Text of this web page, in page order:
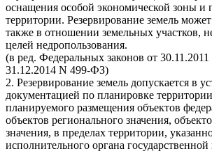
оснащения особой экономической зоны и
территории. Резервирование земель
также в отношении земельных участков,
целей недропользования.
(в ред. Федеральных законов от 30.11.2011
31.12.2014 N 499-ФЗ)
2. Резервирование земель допускается в
документацией по планировке
планируемого размещения объектов
объектов регионального значения,
значения, в пределах территории,
исполнительного органа государственной